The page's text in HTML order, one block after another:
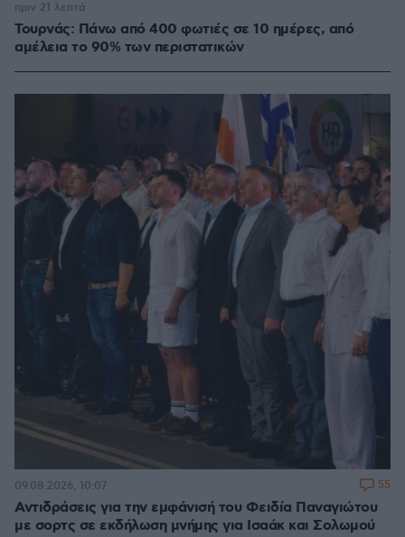
Τουρνάς: Πάνω από 400 φωτιές σε 10 ημέρες, από
αμέλεια το 90% των περιστατικών
πριν 21 λεπτά
Αντιδράσεις για την εμφάνισή του Φειδία Παναγιώτου
με σορτς σε εκδήλωση μνήμης για Ισαάκ και Σολωμού
09.08.2026, 10:07 55